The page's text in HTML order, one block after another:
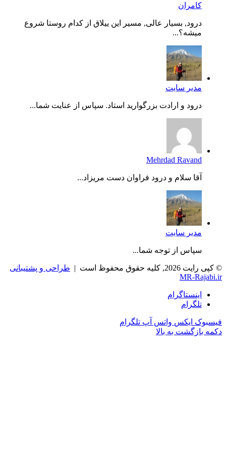
کامران
درود, بسیار عالی, مسیر این ییلاق از کدام روستا شروع
میشه؟...
مدیر سایت
درود و ارادت بزرگوارید استاد. سپاس از عنایت شما...
Mehrdad Ravand
آقا سلام و درود فراوان دست مریزاد...
مدیر سایت
سپاس از توجه شما...
© کپی رایت 2026, کلیه حقوق محفوظ است |
طراحی و پشتیبانی
MR-Rajabi.ir
اینستاگرام
تلگرام
فیسبوک ایکس واتس آپ تلگرام
دکمه بازگشت به بالا